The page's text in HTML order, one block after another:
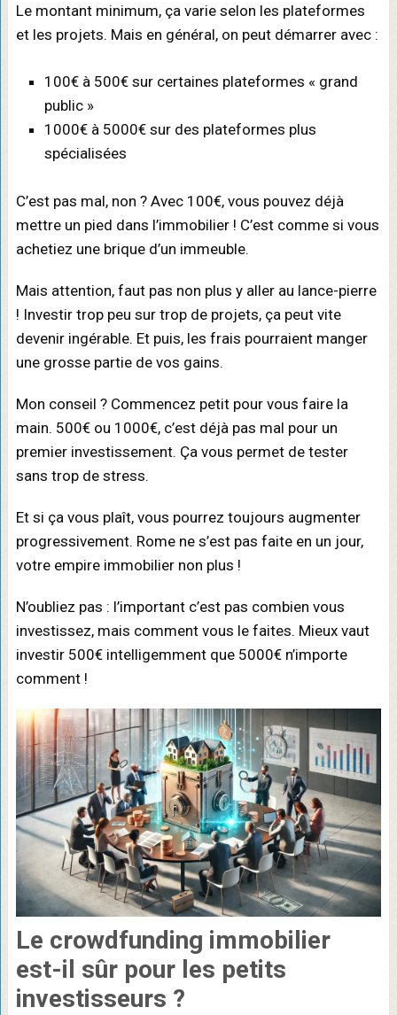
Le montant minimum, ça varie selon les plateformes
et les projets. Mais en général, on peut démarrer avec :
100€ à 500€ sur certaines plateformes « grand
public »
1000€ à 5000€ sur des plateformes plus
spécialisées
C’est pas mal, non ? Avec 100€, vous pouvez déjà
mettre un pied dans l’immobilier ! C’est comme si vous
achetiez une brique d’un immeuble.
Mais attention, faut pas non plus y aller au lance-pierre
! Investir trop peu sur trop de projets, ça peut vite
devenir ingérable. Et puis, les frais pourraient manger
une grosse partie de vos gains.
Mon conseil ? Commencez petit pour vous faire la
main. 500€ ou 1000€, c’est déjà pas mal pour un
premier investissement. Ça vous permet de tester
sans trop de stress.
Et si ça vous plaît, vous pourrez toujours augmenter
progressivement. Rome ne s’est pas faite en un jour,
votre empire immobilier non plus !
N’oubliez pas : l’important c’est pas combien vous
investissez, mais comment vous le faites. Mieux vaut
investir 500€ intelligemment que 5000€ n’importe
comment !
Le crowdfunding immobilier
est-il sûr pour les petits
investisseurs ?